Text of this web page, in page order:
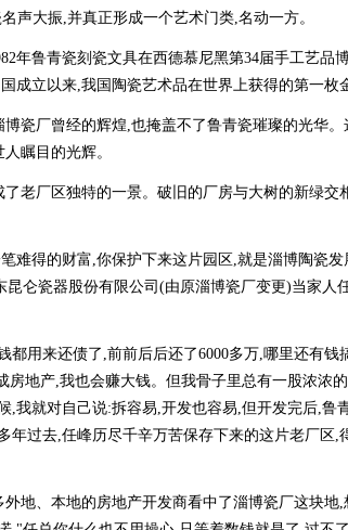
声大振,并真正形成一个艺术门类,名动一方。
鲁青瓷刻瓷文具在西德慕尼黑第34届手工艺品
成立以来,我国陶瓷艺术品在世界上获得的第一枚
厂曾经的辉煌,也掩盖不了鲁青瓷璀璨的光华。
瞩目的光辉。
厂区独特的一景。破旧的厂房与大树的新绿交
得的财富,你保护下来这片园区,就是淄博陶瓷发
仑瓷器股份有限公司(由原淄博瓷厂变更)当家人
用来还债了,前前后后还了6000多万,哪里还有钱
地产,我也会赚大钱。但我骨子里总有一股浓浓
我就对自己说:拆容易,开发也容易,但开发完后,鲁
年过去,任峰历尽千辛万苦保存下来的这片老厂区,
、本地的房地产开发商看中了淄博瓷厂这块地,